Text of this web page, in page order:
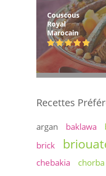
Couscous
Royal
Marocain
Recettes
argan baklawa
brick
chebakia
chorba